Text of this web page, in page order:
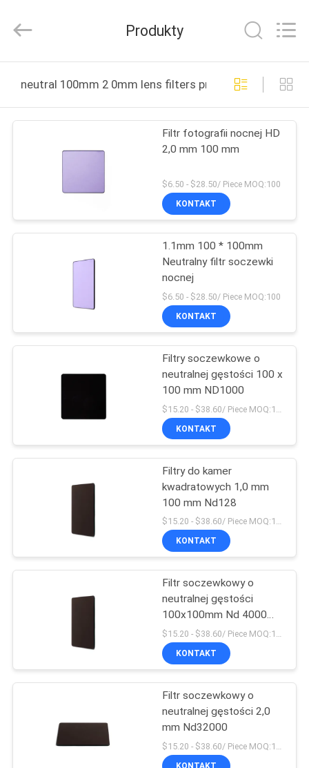
PRODUKTY
WYCIECZKA
JAKOŚCI
NAMI
SITEMAP
Technology
Ltd..
Reserved.
Produkty
neutral 100mm 2 0mm lens filters produkcja online
Filtr fotografii nocnej HD
2,0 mm 100 mm
$6.50 - $28.50/ Piece MOQ:100
KONTAKT
1.1mm 100 * 100mm
Neutralny filtr soczewki
nocnej
$6.50 - $28.50/ Piece MOQ:100
KONTAKT
Filtry soczewkowe o
neutralnej gęstości 100 x
100 mm ND1000
KONTAKT
Filtry do kamer
kwadratowych 1,0 mm
100 mm Nd128
$15.20 - $38.60/ Piece MOQ:100
KONTAKT
Filtr soczewkowy o
neutralnej gęstości
100x100mm Nd 4000
Nd256 Nd32000
$15.20 - $38.60/ Piece MOQ:100
KONTAKT
Filtr soczewkowy o
neutralnej gęstości 2,0
mm Nd32000
KONTAKT